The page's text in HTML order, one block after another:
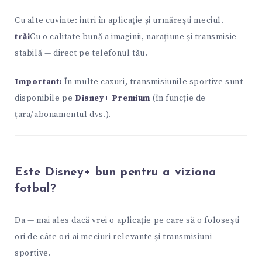
Cu alte cuvinte: intri în aplicație și urmărești meciul.
trăiCu o calitate bună a imaginii, narațiune și transmisie
stabilă — direct pe telefonul tău.
Important: În multe cazuri, transmisiunile sportive sunt
disponibile pe Disney+ Premium (în funcție de
țara/abonamentul dvs.).
Este Disney+ bun pentru a viziona
fotbal?
Da — mai ales dacă vrei o aplicație pe care să o folosești
ori de câte ori ai meciuri relevante și transmisiuni
sportive.